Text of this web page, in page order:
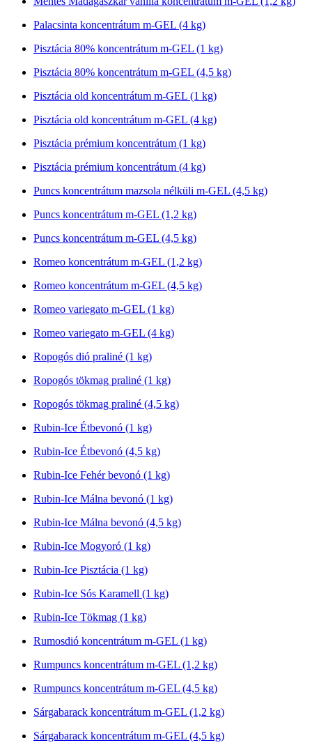
Palacsinta koncentrátum m-GEL (4 kg)
Pisztácia 80% koncentrátum m-GEL (1 kg)
Pisztácia 80% koncentrátum m-GEL (4,5 kg)
Pisztácia old koncentrátum m-GEL (1 kg)
Pisztácia old koncentrátum m-GEL (4 kg)
Pisztácia prémium koncentrátum (1 kg)
Pisztácia prémium koncentrátum (4 kg)
Puncs koncentrátum mazsola nélküli m-GEL (4,5 kg)
Puncs koncentrátum m-GEL (1,2 kg)
Puncs koncentrátum m-GEL (4,5 kg)
Romeo koncentrátum m-GEL (1,2 kg)
Romeo koncentrátum m-GEL (4,5 kg)
Romeo variegato m-GEL (1 kg)
Romeo variegato m-GEL (4 kg)
Ropogós dió praliné (1 kg)
Ropogós tökmag praliné (1 kg)
Ropogós tökmag praliné (4,5 kg)
Rubin-Ice Étbevonó (1 kg)
Rubin-Ice Étbevonó (4,5 kg)
Rubin-Ice Fehér bevonó (1 kg)
Rubin-Ice Málna bevonó (1 kg)
Rubin-Ice Málna bevonó (4,5 kg)
Rubin-Ice Mogyoró (1 kg)
Rubin-Ice Pisztácia (1 kg)
Rubin-Ice Sós Karamell (1 kg)
Rubin-Ice Tökmag (1 kg)
Rumosdió koncentrátum m-GEL (1 kg)
Rumpuncs koncentrátum m-GEL (1,2 kg)
Rumpuncs koncentrátum m-GEL (4,5 kg)
Sárgabarack koncentrátum m-GEL (1,2 kg)
Sárgabarack koncentrátum m-GEL (4,5 kg)